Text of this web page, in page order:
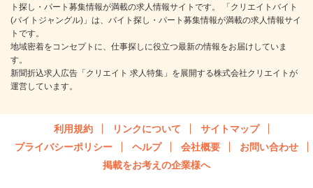
ト探し・パート募集情報が満載の求人情報サイトです。 「クリエイトバイト
(バイトジャングル)」は、バイト探し・パート募集情報が満載の求人情報サイ
トです。
地域密着をコンセプトに、仕事探しに役立つ最新の情報をお届けしていま
す。
新聞折込求人広告「クリエイト 求人特集」を展開する株式会社クリエイトが
運営しています。
利用規約 リンクについて
サイトマップ
プライバシーポリシー
ヘルプ 会社概要
お問い合わせ
掲載をお考えの企業様へ